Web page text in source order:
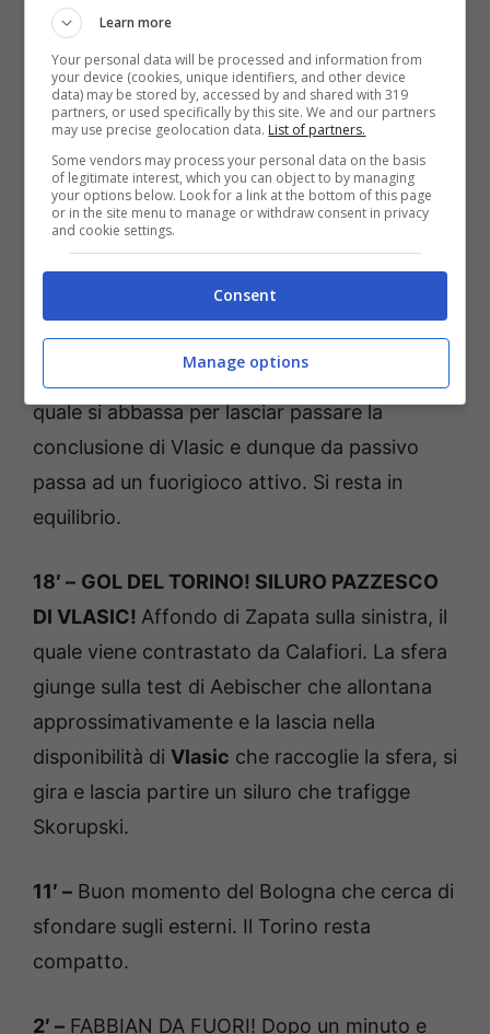
conquistano corner in rapida successione. I
rossoblù si difendono.
23′ –ZAPATA METTE I BRIVIDI! Conclusione
da fuori area del colombiano, Skorupski è
costretto a volare e mettere in corner.
22′ – Ammonito Kristiansen.
GOL ANNULLATO!Intervento del Var
Gariglio che vanifica tutto a causa della
offside di Sanabria
quale si abbassa per lasciar passare la
conclusione di Vlasic e dunque da passivo
passa ad un fuorigioco attivo. Si resta in
equilibrio.
18′ – GOL DEL TORINO! SILURO PAZZESCO
DI VLASIC! Affondo di Zapata sulla sinistra, il
quale viene contrastato da Calafiori. La sfera
giunge sulla test di Aebischer che allontana
approssimativamente e la lascia nella
disponibilità di Vlasic che raccoglie la sfera, si
gira e lascia partire un siluro che trafigge
Skorupski.
11′ – Buon momento del Bologna che cerca di
sfondare sugli esterni. Il Torino resta
compatto.
2′ – FABBIAN DA FUORI! Dopo un minuto e
Learn more
Your personal data will be processed and information from
your device (cookies, unique identifiers, and other device
data) may be stored by, accessed by and shared with 319
partners, or used specifically by this site. We and our partners
may use precise geolocation data. List of partners.
Some vendors may process your personal data on the basis
of legitimate interest, which you can object to by managing
your options below. Look for a link at the bottom of this page
or in the site menu to manage or withdraw consent in privacy
and cookie settings.
Consent
Manage options